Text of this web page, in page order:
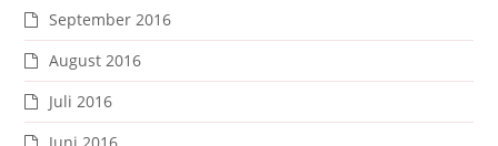
September 2016
August 2016
Juli 2016